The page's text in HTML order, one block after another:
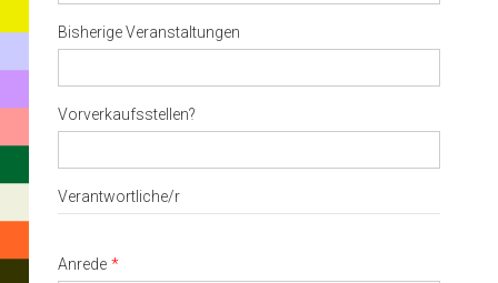
close
Bisherige Veranstaltungen
Vorverkaufsstellen?
Verantwortliche/r
Anrede